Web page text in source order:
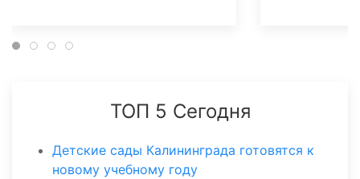
ТОП 5 Сегодня
Детские сады Калининграда готовятся к
новому учебному году